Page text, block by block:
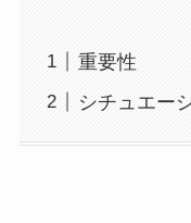
重要性
シチュエー